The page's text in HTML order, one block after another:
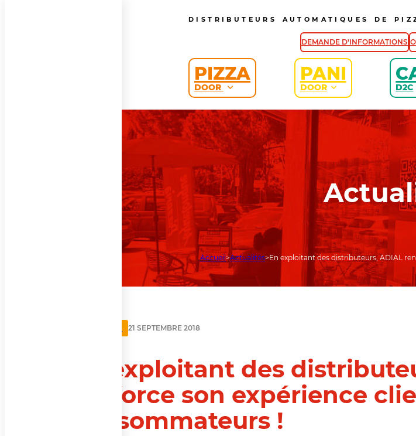
DISTRIBUTEURS AUTOMATIQUES DE
DEMANDE D'INFORMATIONS
PIZZA
DOOR
PANI
DOOR D2C
Accueil Actualités En exploitant des distributeurs, ADIAL
21 SEPTEMBRE 2018
En exploitant des
renforce son expérience
consommateurs !